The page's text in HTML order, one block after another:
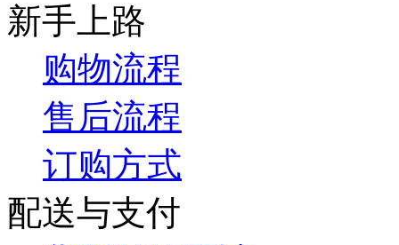
新手上路
购物流程
售后流程
订购方式
配送与支付